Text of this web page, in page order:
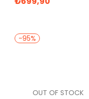
-95%
OUT OF STOCK